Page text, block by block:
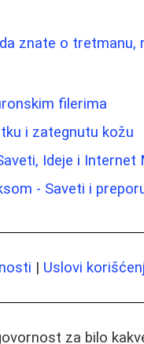
znate o tretmanu,
filerima
i zategnutu kožu
Ideje i Internet
- Saveti i
| Uslovi
za bilo